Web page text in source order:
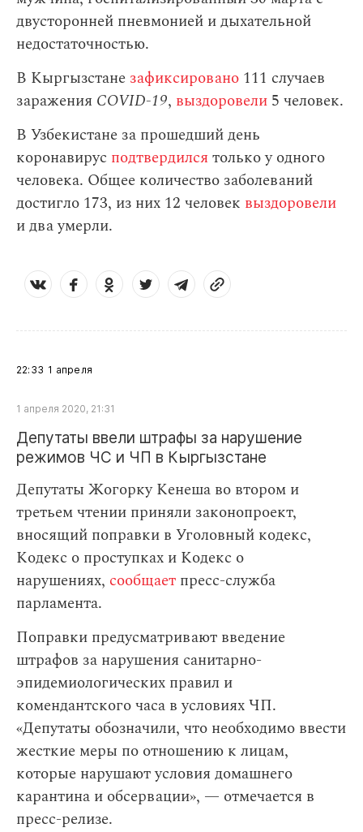
двусторонней пневмонией и дыхательной
недостаточностью.
В Кыргызстане зафиксировано 111 случаев
заражения СOVID-19, выздоровели 5 человек.
В Узбекистане за прошедший день
коронавирус подтвердился только у одного
человека. Общее количество заболеваний
достигло 173, из них 12 человек выздоровели
и два умерли.
22:33 1 апреля
1 апреля 2020, 21:31
Депутаты ввели штрафы за нарушение
режимов ЧС и ЧП в Кыргызстане
Депутаты Жогорку Кенеша во втором и
третьем чтении приняли законопроект,
вносящий поправки в Уголовный кодекс,
Кодекс о проступках и Кодекс о
нарушениях, сообщает пресс-служба
парламента.
Поправки предусматривают введение
штрафов за нарушения санитарно-
эпидемиологических правил и
комендантского часа в условиях ЧП.
«Депутаты обозначили, что необходимо ввести
жесткие меры по отношению к лицам,
которые нарушают условия домашнего
карантина и обсервации», — отмечается в
пресс-релизе.